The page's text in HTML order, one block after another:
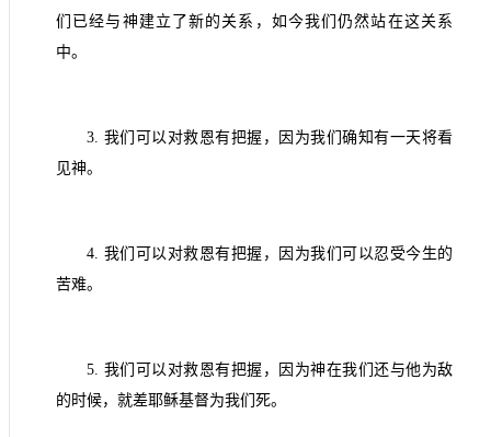
们已经与神建立了新的关系，如今我们仍然站在这关系
中。
3. 我们可以对救恩有把握，因为我们确知有一天将看
见神。
4. 我们可以对救恩有把握，因为我们可以忍受今生的
苦难。
5. 我们可以对救恩有把握，因为神在我们还与他为敌
的时候，就差耶稣基督为我们死。